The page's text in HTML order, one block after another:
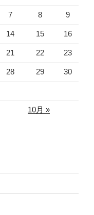
7 8 9
14 15 16
21 22 23
28 29 30
10月 »